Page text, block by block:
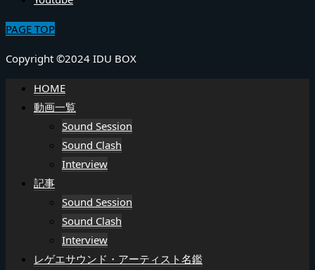
PAGE TOP
Copyright ©2024 IDU BOX
HOME
動画一覧
Sound Session
Sound Clash
Interview
記事
Sound Session
Sound Clash
Interview
レゲエサウンド・アーティスト名鑑